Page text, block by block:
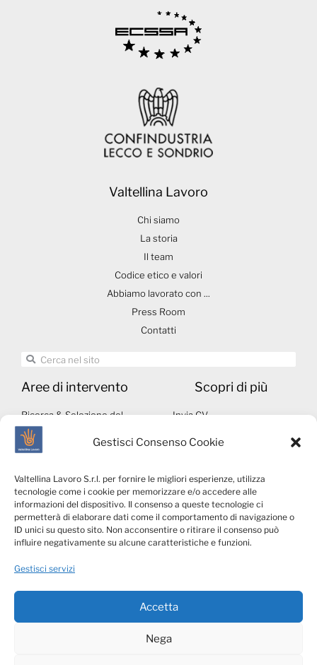
Gestisci Consenso Cookie
Valtellina Lavoro S.r.l. per fornire le migliori esperienze, utilizza
tecnologie come i cookie per memorizzare e/o accedere alle
informazioni del dispositivo. Il consenso a queste tecnologie ci
permetterà di elaborare dati come il comportamento di navigazione o
ID unici su questo sito. Non acconsentire o ritirare il consenso può
influire negativamente su alcune caratteristiche e funzioni.
Gestisci servizi
Accetta
Nega
Valtellina Lavoro
Chi siamo
La storia
Il team
Codice etico e valori
Abbiamo lavorato con ...
Press Room
Contatti
Aree di intervento
Ricerca & Selezione del
personale
Middle & Executive Search
Talents4Business
VLConsulting
Scopri di più
Invia CV
Privacy & Social Media
Policy
Cookies Policy
Privacy candidati